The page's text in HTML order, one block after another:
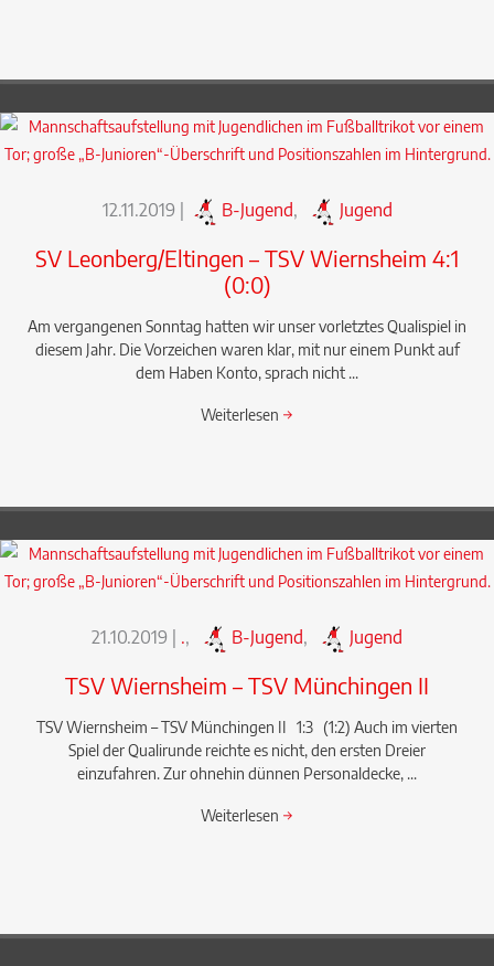
12.11.2019 | B-Jugend, Jugend
SV Leonberg/Eltingen – TSV Wiernsheim 4:1
(0:0)
Am vergangenen Sonntag hatten wir unser vorletztes Qualispiel in
diesem Jahr. Die Vorzeichen waren klar, mit nur einem Punkt auf
dem Haben Konto, sprach nicht ...
Weiterlesen →
21.10.2019 | ., B-Jugend, Jugend
TSV Wiernsheim – TSV Münchingen II
TSV Wiernsheim – TSV Münchingen II 1:3 (1:2) Auch im vierten
Spiel der Qualirunde reichte es nicht, den ersten Dreier
einzufahren. Zur ohnehin dünnen Personaldecke, ...
Weiterlesen →